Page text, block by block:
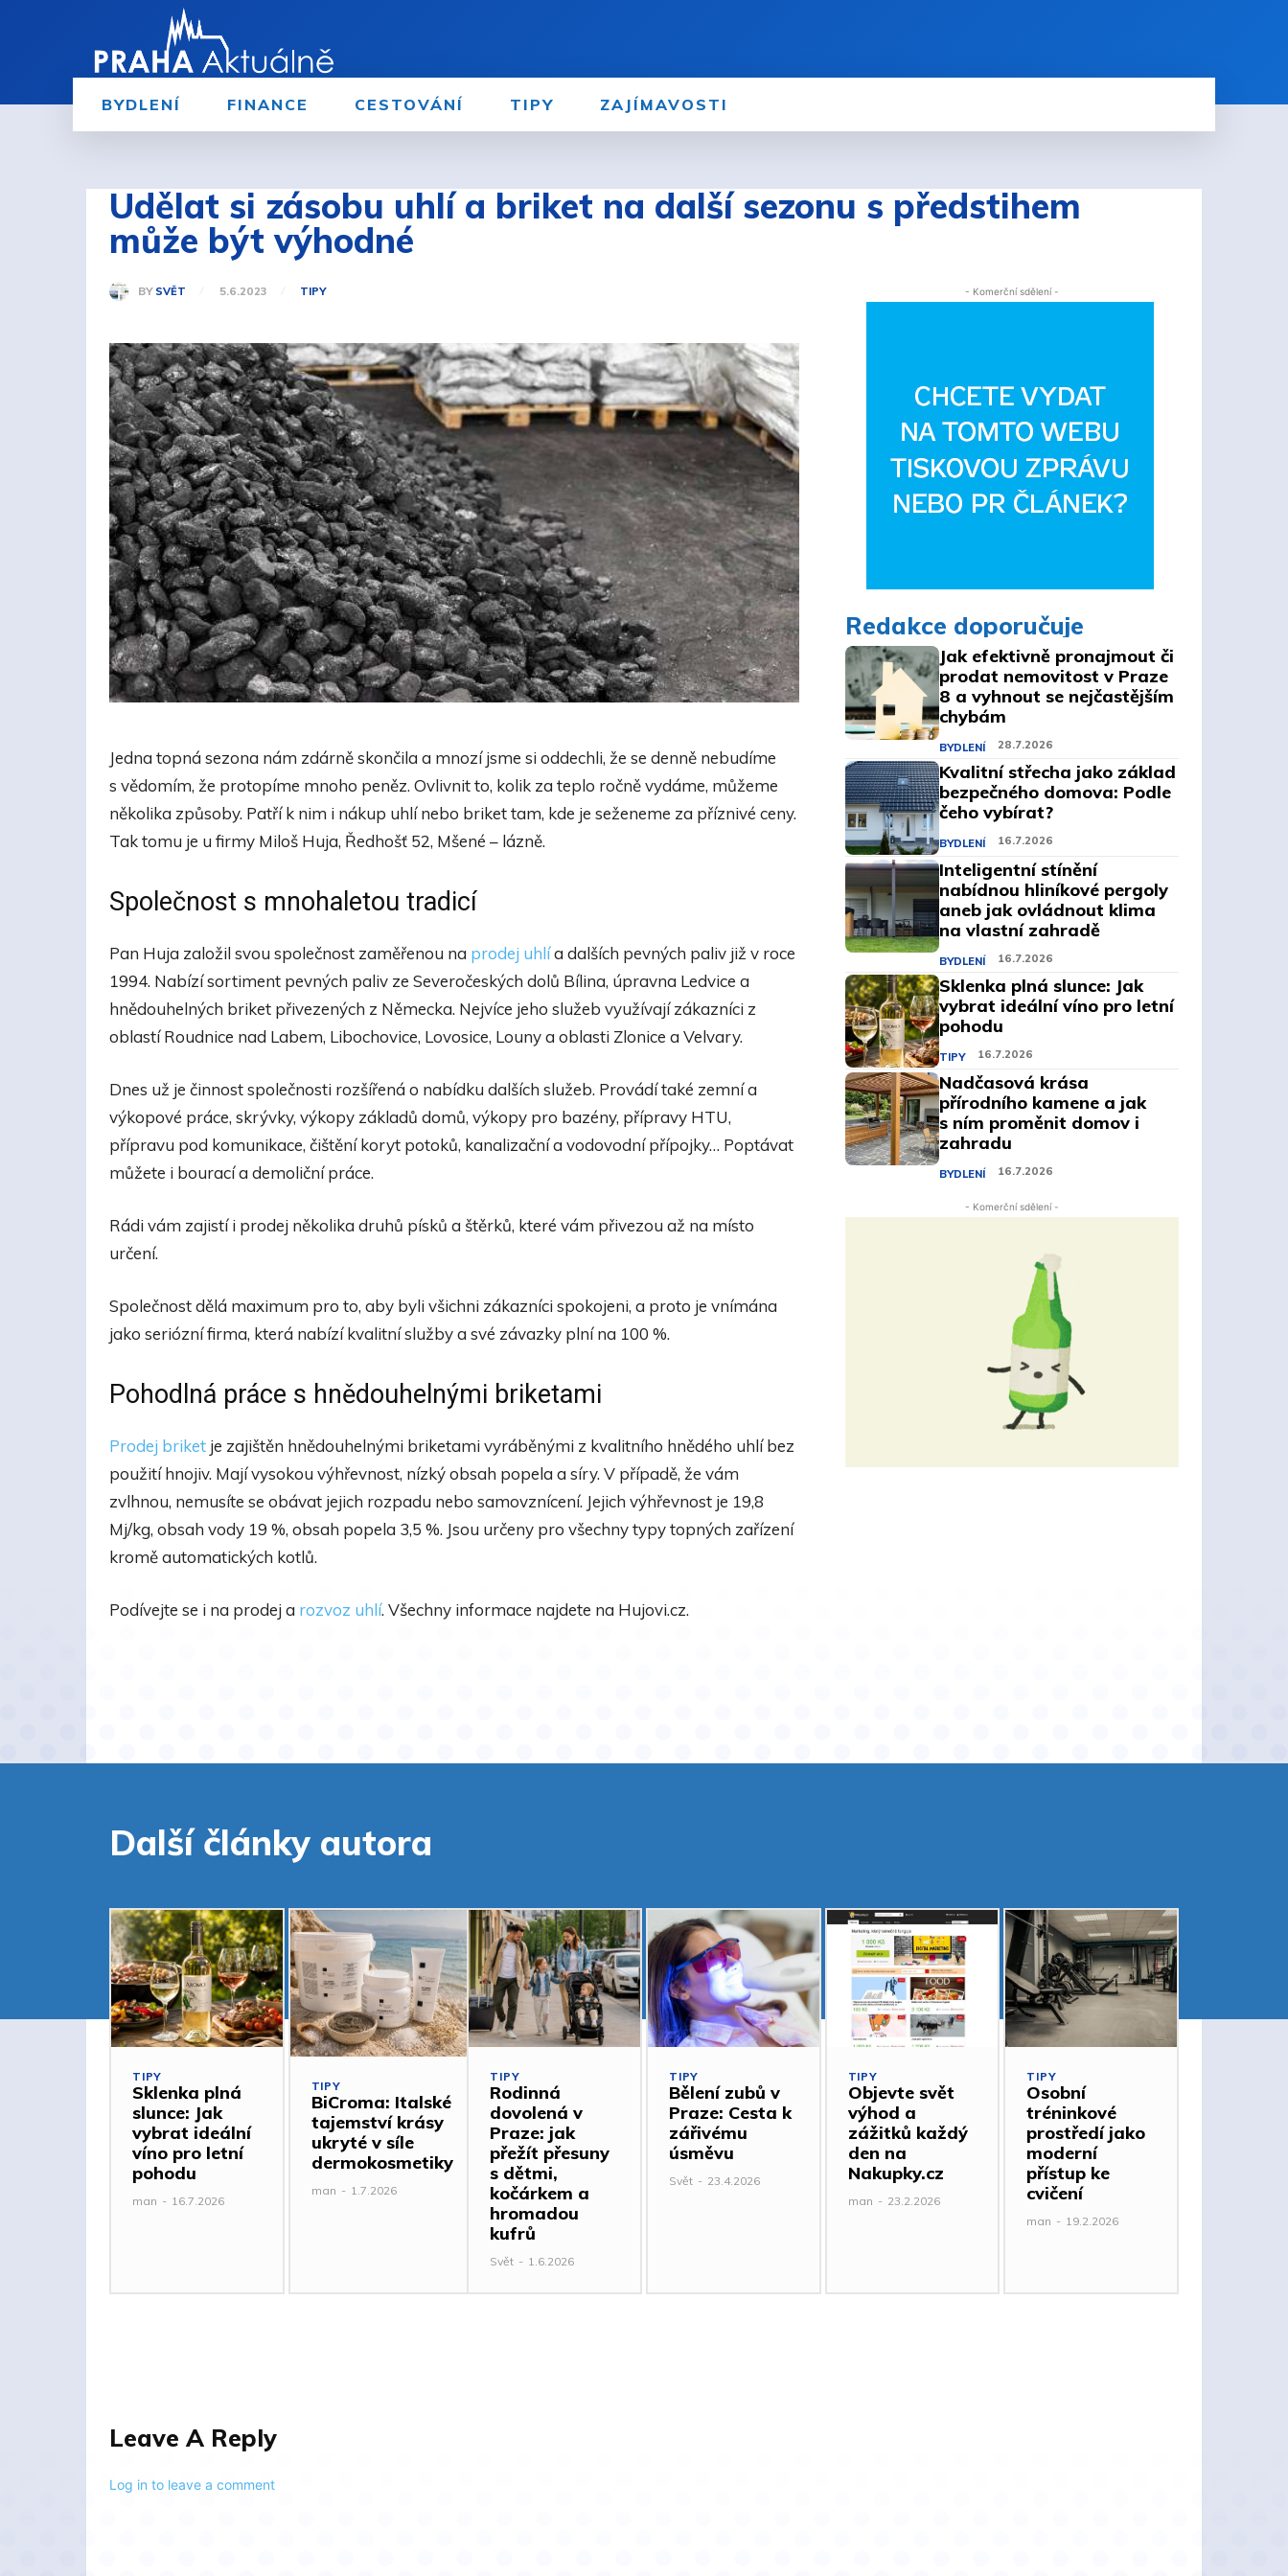
BYDLENÍ FINANCE CESTOVÁNÍ TIPY ZAJÍMAVOSTI
Udělat si zásobu uhlí a briket na další sezonu s předstihem
může být výhodné
BY SVĚT 5.6.2023 TIPY
Jedna topná sezona nám zdárně skončila a mnozí jsme si oddechli, že se denně nebudíme
s vědomím, že protopíme mnoho peněz. Ovlivnit to, kolik za teplo ročně vydáme, můžeme
několika způsoby. Patří k nim i nákup uhlí nebo briket tam, kde je seženeme za příznivé ceny.
Tak tomu je u firmy Miloš Huja, Ředhošť 52, Mšené – lázně.
Společnost s mnohaletou tradicí
Pan Huja založil svou společnost zaměřenou na prodej uhlía dalších pevných paliv již v roce
1994. Nabízí sortiment pevných paliv ze Severočeských dolů Bílina, úpravna Ledvice a
hnědouhelných briket přivezených z Německa. Nejvíce jeho služeb využívají zákazníci z
oblastí Roudnice nad Labem, Libochovice, Lovosice, Louny a oblasti Zlonice a Velvary.
Dnes už je činnost společnosti rozšířená o nabídku dalších služeb. Provádí také zemní a
výkopové práce, skrývky, výkopy základů domů, výkopy pro bazény, přípravy HTU,
přípravu pod komunikace, čištění koryt potoků, kanalizační a vodovodní přípojky… Poptávat
můžete i bourací a demoliční práce.
Rádi vám zajistí i prodej několika druhů písků a štěrků, které vám přivezou až na místo
určení.
Společnost dělá maximum pro to, aby byli všichni zákazníci spokojeni, a proto je vnímána
jako seriózní firma, která nabízí kvalitní služby a své závazky plní na 100 %.
Pohodlná práce s hnědouhelnými briketami
Prodej briket je zajištěn hnědouhelnými briketami vyráběnými z kvalitního hnědého uhlí bez
použití hnojiv. Mají vysokou výhřevnost, nízký obsah popela a síry. V případě, že vám
zvlhnou, nemusíte se obávat jejich rozpadu nebo samovznícení. Jejich výhřevnost je 19,8
Mj/kg, obsah vody 19 %, obsah popela 3,5 %. Jsou určeny pro všechny typy topných zařízení
kromě automatických kotlů.
Podívejte se i na prodej a rozvoz uhlí. Všechny informace najdete na Hujovi.cz.
- Komerční sdělení -
Redakce doporučuje
Jak efektivně pronajmout či
prodat nemovitost v Praze
8 a vyhnout se nejčastějším
chybám
BYDLENÍ 28.7.2026
Kvalitní střecha jako základ
bezpečného domova: Podle
čeho vybírat?
BYDLENÍ 16.7.2026
Inteligentní stínění
nabídnou hliníkové pergoly
aneb jak ovládnout klima
na vlastní zahradě
BYDLENÍ 16.7.2026
Sklenka plná slunce: Jak
vybrat ideální víno pro letní
pohodu
TIPY 16.7.2026
Nadčasová krása
přírodního kamene a jak
s ním proměnit domov i
zahradu
BYDLENÍ 16.7.2026
- Komerční sdělení -
Další články autora
TIPY
Sklenka plná
slunce: Jak
vybrat ideální
víno pro letní
pohodu
man - 16.7.2026
TIPY
BiCroma: Italské
tajemství krásy
ukryté v síle
dermokosmetiky
man - 1.7.2026
TIPY
Rodinná
dovolená v
Praze: jak
přežít přesuny
s dětmi,
kočárkem a
hromadou
kufrů
Svět - 1.6.2026
TIPY
Bělení zubů v
Praze: Cesta k
zářivému
úsměvu
Svět - 23.4.2026
TIPY
Objevte svět
výhod a
zážitků každý
den na
Nakupky.cz
man - 23.2.2026
TIPY
Osobní
tréninkové
prostředí jako
moderní
přístup ke
cvičení
man - 19.2.2026
Leave A Reply
Log in to leave a comment